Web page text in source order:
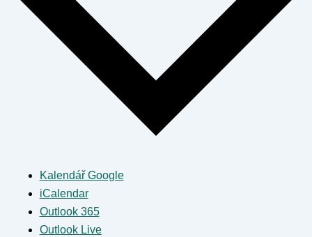
Kalendář Google
iCalendar
Outlook 365
Outlook Live